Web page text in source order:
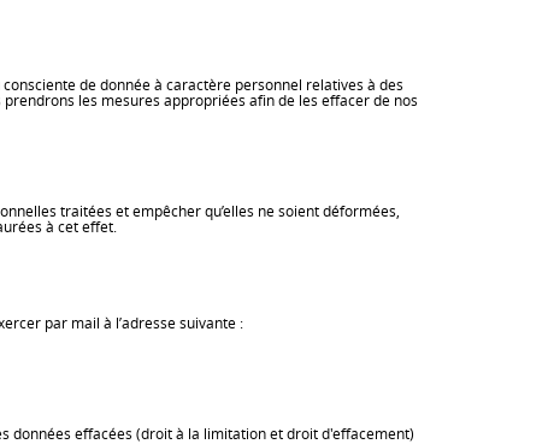
de donnée à caractère personnel relatives à des
les mesures appropriées afin de les effacer de nos
traitées et empêcher qu’elles ne soient déformées,
à cet effet.
par mail à l’adresse suivante :
effacées (droit à la limitation et droit d'effacement)